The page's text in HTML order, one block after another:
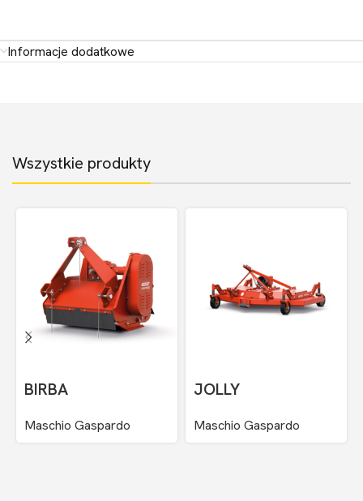
Informacje dodatkowe
Wszystkie produkty
BIRBA
Maschio Gaspardo
JOLLY
Maschio Gaspardo